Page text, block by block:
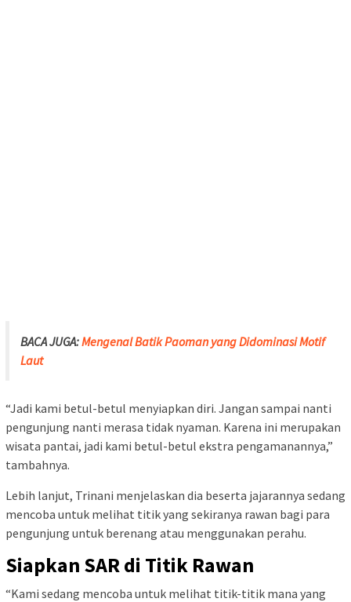
BACA JUGA:Mengenal Batik Paoman yang Didominasi Motif
Laut
“Jadi kami betul-betul menyiapkan diri. Jangan sampai nanti
pengunjung nanti merasa tidak nyaman. Karena ini merupakan
wisata pantai, jadi kami betul-betul ekstra pengamanannya,”
tambahnya.
Lebih lanjut, Trinani menjelaskan dia beserta jajarannya sedang
mencoba untuk melihat titik yang sekiranya rawan bagi para
pengunjung untuk berenang atau menggunakan perahu.
Siapkan SAR di Titik Rawan
“Kami sedang mencoba untuk melihat titik-titik mana yang